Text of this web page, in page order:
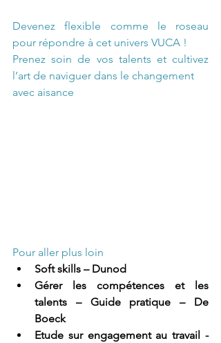
Devenez flexible comme le roseau
pour répondre à cet univers VUCA !
Prenez soin de vos talents et cultivez
l’art de naviguer dans le changement
avec aisance
Pour aller plus loin
Soft skills – Dunod
Gérer les compétences et les
talents – Guide pratique – De
Boeck
Etude sur engagement au travail -